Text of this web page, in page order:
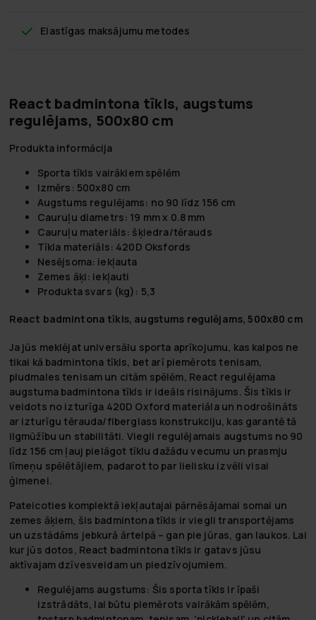
Elastīgas maksājumu metodes
React badmintona tīkls, augstums
regulējams, 500x80 cm
Produkta informācija
Sporta tīkls vairākiem spēlēm
Izmērs: 500x80 cm
Augstums regulējams: no 90 līdz 156 cm
Cauruļu diametrs: 19 mm x 0.8 mm
Cauruļu materiāls: šķiedra/tērauds
Tīkla materiāls: 420D Oksfords
Nesējsoma: iekļauta
Zemes āķi: iekļauti
Produkta svars (kg): 5,3
React badmintona tīkls, augstums regulējams, 500x80 cm
Ja jūs meklējat universālu sporta aprīkojumu, kas kalpos ne
tikai kā badmintona tīkls, bet arī piemērots tenisam,
pludmales tenisam un citām spēlēm, React regulējama
augstuma badmintona tīkls ir ideāls risinājums. Šis tīkls ir
veidots no izturīga 420D Oxford materiāla un nodrošināts
ar izturīgu tērauda/fiberglass konstrukciju, kas garantē tā
ilgmūžību un stabilitāti. Viegli regulējamais augstums no 90
līdz 156 cm ļauj pielāgot tīklu dažādu vecumu un prasmju
līmeņu spēlētājiem, padarot to par lielisku izvēli visai
ģimenei.
Pateicoties komplektā iekļautajai pārnēsājamai somai un
zemes āķiem, šis badmintona tīkls ir viegli transportējams
un uzstādāms jebkurā ārtelpā – gan pie jūras, gan laukos. Lai
kur jūs dotos, React badmintona tīkls ir gatavs jūsu
aktīvajam dzīvesveidam un piedzīvojumiem.
Regulējams augstums: Šis sporta tīkls ir īpaši
izstrādāts, lai būtu piemērots vairākām spēlēm,